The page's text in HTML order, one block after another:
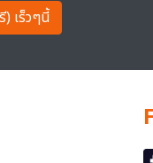
เร็วๆนี้